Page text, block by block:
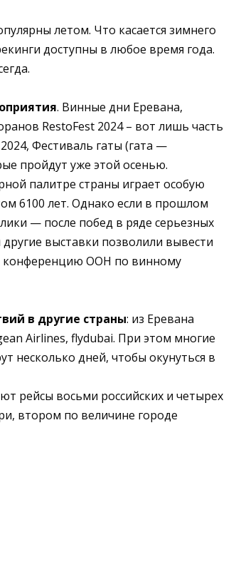
летом. Что касается зимнего
доступны в любое время года.
. Винные дни Еревана,
RestoFest 2024 – вот лишь часть
Фестиваль гаты (гата —
пройдут уже этой осенью.
палитре страны играет особую
6100 лет. Однако если в прошлом
— после побед в ряде серьезных
выставки позволили вывести
конференцию ООН по винному
в другие страны: из Еревана
Airlines, flydubai. При этом многие
несколько дней, чтобы окунуться в
рейсы восьми российских и четырех
втором по величине городе